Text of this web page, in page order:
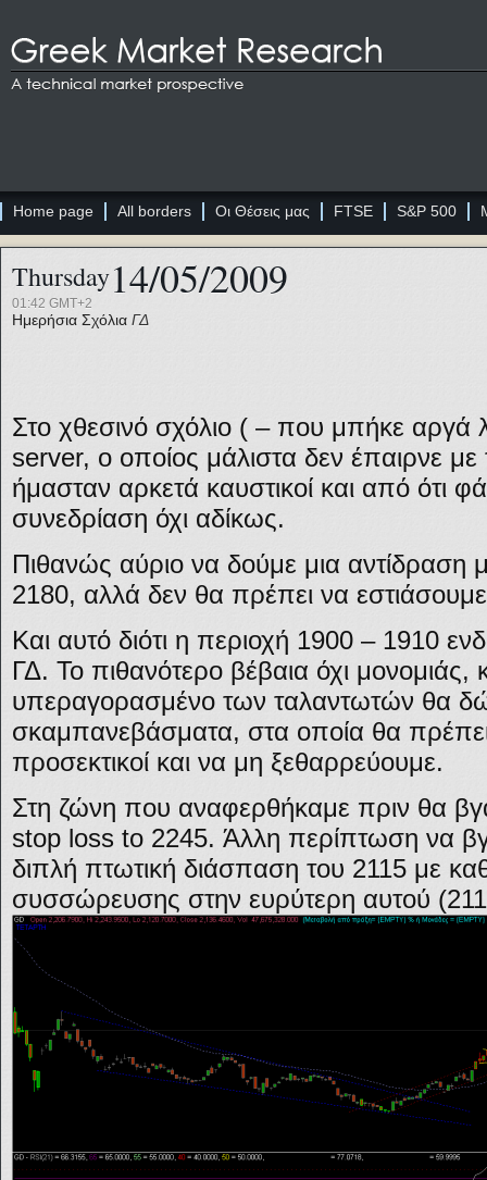
Home page All borders Οι Θέσεις μας FTSE S&P 500
Thursday14/05/2009
01:42 GMT+2
Ημερήσια Σχόλια ΓΔ
Στο χθεσινό σχόλιο ( – που μπήκε
server, ο οποίος μάλιστα δεν έπαιρνε
ήμασταν αρκετά καυστικοί και από ότι
συνεδρίαση όχι αδίκως.
Πιθανώς αύριο να δούμε μια αντίδραση
2180, αλλά δεν θα πρέπει να
Και αυτό διότι η περιοχή 1900 – 1910
ΓΔ. Το πιθανότερο βέβαια όχι μονομιάς,
υπεραγορασμένο των ταλαντωτών θα
σκαμπανεβάσματα, στα οποία θα
προσεκτικοί και να μη ξεθαρρεύουμε.
Στη ζώνη που αναφερθήκαμε πριν θα
stop loss to 2245. Άλλη περίπτωση να
διπλή πτωτική διάσπαση του 2115 με
συσσώρευσης στην ευρύτερη αυτού